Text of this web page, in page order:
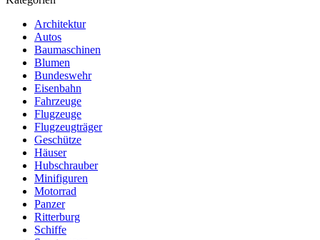
Architektur
Autos
Baumaschinen
Blumen
Bundeswehr
Eisenbahn
Fahrzeuge
Flugzeuge
Flugzeugträger
Geschütze
Häuser
Hubschrauber
Minifiguren
Motorrad
Panzer
Ritterburg
Schiffe